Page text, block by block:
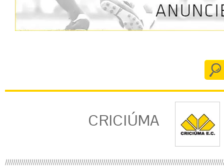
CRICIÚMA